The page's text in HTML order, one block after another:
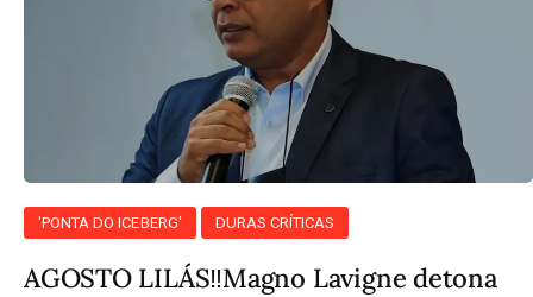
'PONTA DO ICEBERG' DURAS CRÍTICAS
AGOSTO LILÁS‼️Magno Lavigne detona